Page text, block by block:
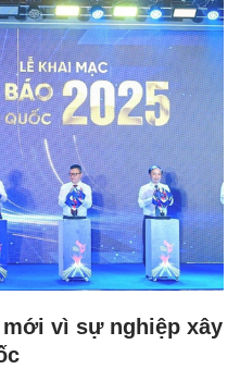
vì sự nghiệp xây